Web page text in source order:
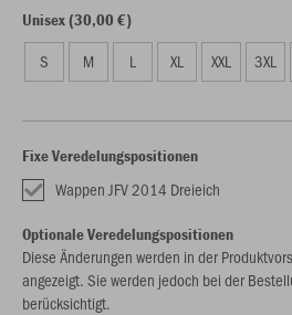
Unisex (30,00 €)
S M L XL XXL 3XL
Fixe Veredelungspositionen
Wappen JFV 2014 Dreieich
Optionale Veredelungspositionen
Diese Änderungen werden in der
angezeigt. Sie werden jedoch bei der
berücksichtigt.